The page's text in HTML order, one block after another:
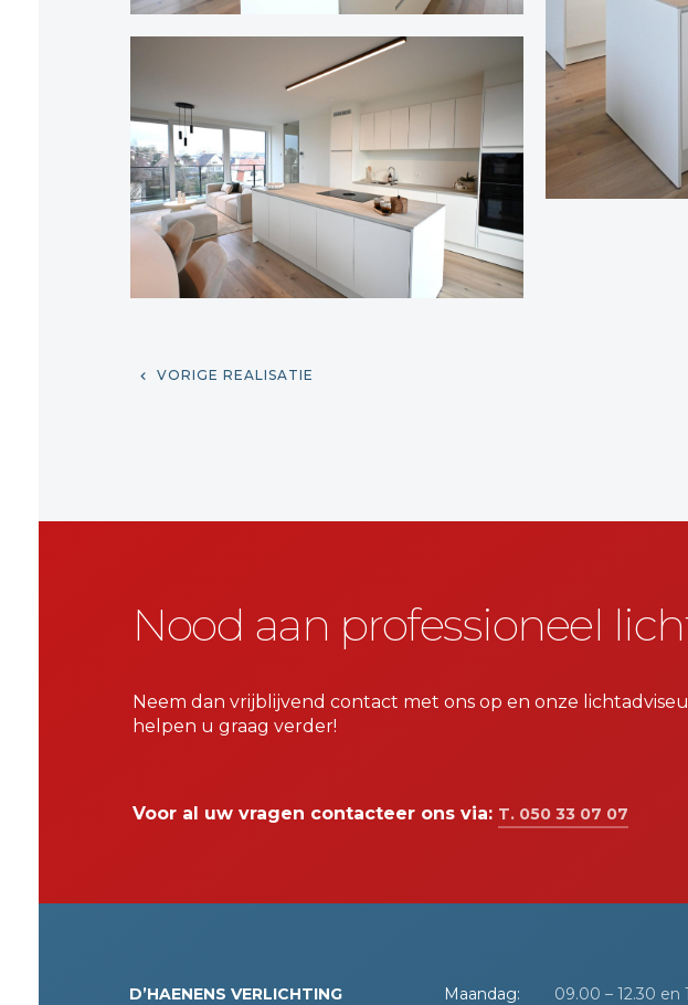
VORIGE REALISATIE
Nood aan professioneel
Neem dan vrijblijvend contact met ons op en onze
helpen u graag verder!
Voor al uw vragen contacteer ons via: T. 050 33 07 07
D’HAENENS VERLICHTING Maandag: 09.00 – 12.30 en